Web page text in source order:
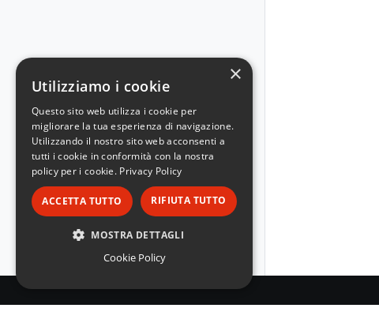
×
Utilizziamo i cookie
Questo sito web utilizza i cookie per
migliorare la tua esperienza di navigazione.
Utilizzando il nostro sito web acconsenti a
tutti i cookie in conformità con la nostra
policy per i cookie. Privacy Policy
ACCETTA TUTTO RIFIUTA TUTTO
MOSTRA DETTAGLI
STRETTAMENTE NECESSARI
Cookie Policy